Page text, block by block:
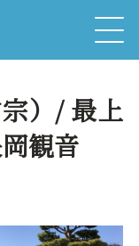
）/ 最上
観音